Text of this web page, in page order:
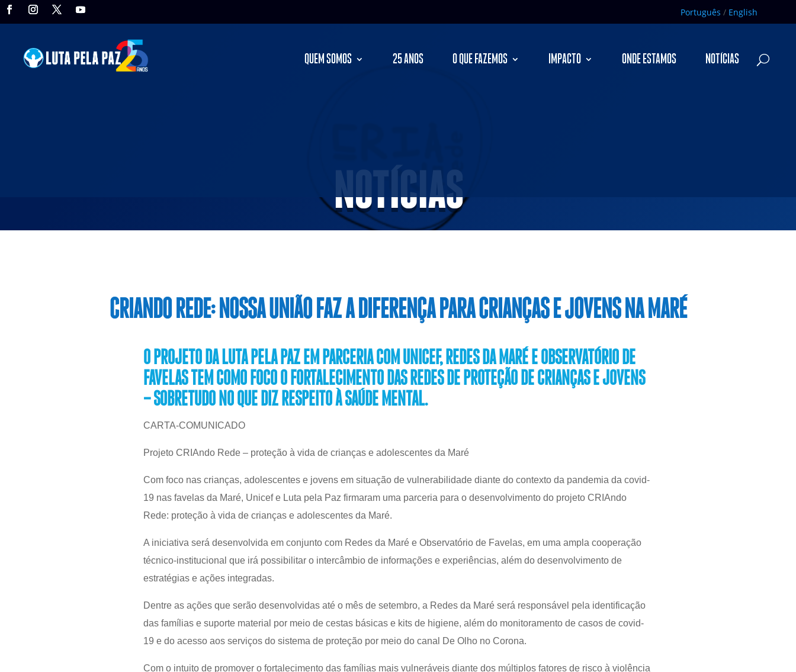
Português / English
QUEM SOMOS 25 ANOS O QUE FAZEMOS IMPACTO ONDE ESTAMOS NOTÍCIAS
NOTÍCIAS
CRIANDO REDE: NOSSA UNIÃO FAZ A DIFERENÇA PARA CRIANÇAS E JOVENS NA MARÉ
O PROJETO DA LUTA PELA PAZ EM PARCERIA COM UNICEF, REDES DA MARÉ E OBSERVATÓRIO DE
FAVELAS TEM COMO FOCO O FORTALECIMENTO DAS REDES DE PROTEÇÃO DE CRIANÇAS E JOVENS
– SOBRETUDO NO QUE DIZ RESPEITO À SAÚDE MENTAL.
CARTA-COMUNICADO
Projeto CRIAndo Rede – proteção à vida de crianças e adolescentes da Maré
Com foco nas crianças, adolescentes e jovens em situação de vulnerabilidade diante do contexto da pandemia da covid-
19 nas favelas da Maré, Unicef e Luta pela Paz firmaram uma parceria para o desenvolvimento do projeto CRIAndo
Rede: proteção à vida de crianças e adolescentes da Maré.
A iniciativa será desenvolvida em conjunto com Redes da Maré e Observatório de Favelas, em uma ampla cooperação
técnico-institucional que irá possibilitar o intercâmbio de informações e experiências, além do desenvolvimento de
estratégias e ações integradas.
Dentre as ações que serão desenvolvidas até o mês de setembro, a Redes da Maré será responsável pela identificação
das famílias e suporte material por meio de cestas básicas e kits de higiene, além do monitoramento de casos de covid-
19 e do acesso aos serviços do sistema de proteção por meio do canal De Olho no Corona.
Com o intuito de promover o fortalecimento das famílias mais vulneráveis diante dos múltiplos fatores de risco à violência